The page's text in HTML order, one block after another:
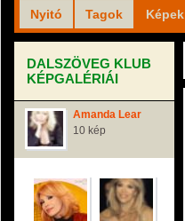
Nyitó Tagok Képek
DALSZÖVEG KLUB
KÉPGALÉRIÁI
Amanda Lear
10 kép